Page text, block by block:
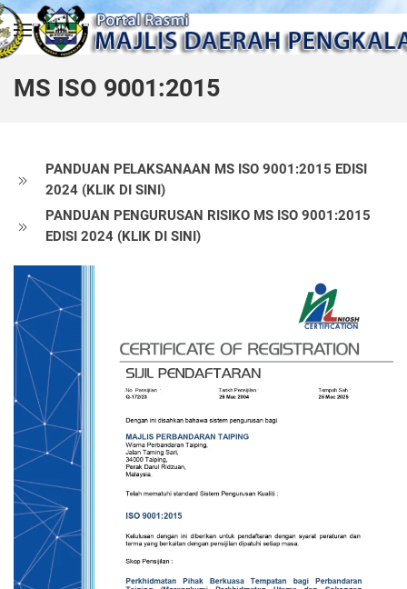
Skip to main content
MS ISO 9001:2015
PANDUAN PELAKSANAAN MS ISO 9001:2015 EDISI
2024 (KLIK DI SINI)
PANDUAN PENGURUSAN RISIKO MS ISO 9001:2015
EDISI 2024 (KLIK DI SINI)